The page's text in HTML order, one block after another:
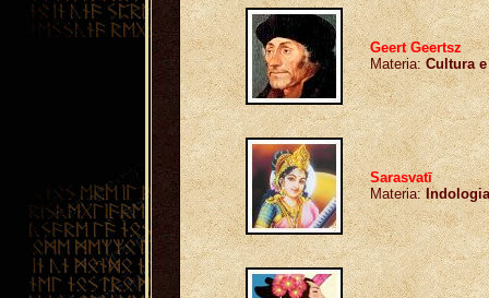
Geert Geertsz
Materia:Cultura
Sarasvatī
Materia:Indologia